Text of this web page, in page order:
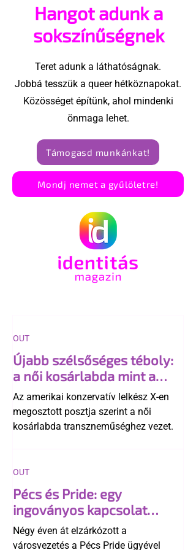
megvalósításában
Hangot adunk a
sokszínűségnek
Teret adunk a láthatóságnak.
Jobbá tesszük a queer hétköznapokat.
Közösséget építünk, ahol mindenki
önmaga lehet.
Támogasd munkánkat!
Mondj nemet a gyűlöletre!
Újabb szélsőséges téboly:
a női kosárlabda mint a
"transzneműség kapuja"
Az amerikai konzervatív lelkész X-en
megosztott posztja szerint a női
kosárlabda transzneműséghez vezet.
OUT
Pécs és Pride: egy
ingoványos kapcsolat
története
Négy éven át elzárkózott a
városvezetés a Pécs Pride ügyével
OUT